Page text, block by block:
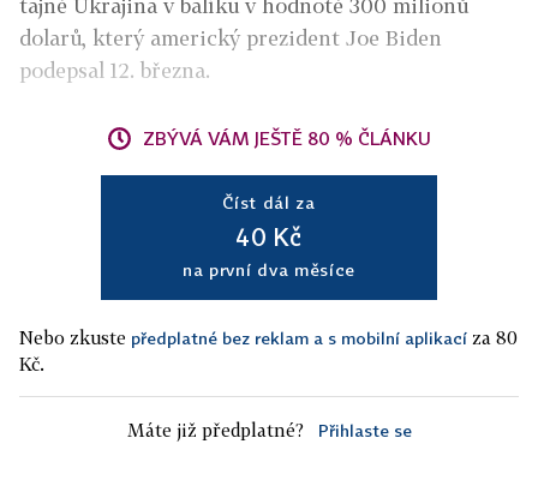
tajně Ukrajina v balíku v hodnotě 300 milionů
dolarů, který americký prezident Joe Biden
podepsal 12. března.
ZBÝVÁ VÁM JEŠTĚ 80 % ČLÁNKU
Číst dál za
40 Kč
na první dva měsíce
Nebo zkuste předplatné bez reklam a s mobilní aplikací za 80
Kč.
Máte již předplatné? Přihlaste se